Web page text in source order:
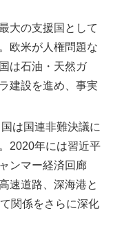
大の支援国として
欧米が人権問題な
は石油・天然ガ
建設を進め、事実
は国連非難決議に
2020年には習近平
ンマー経済回廊
速道路、深海港と
関係をさらに深化